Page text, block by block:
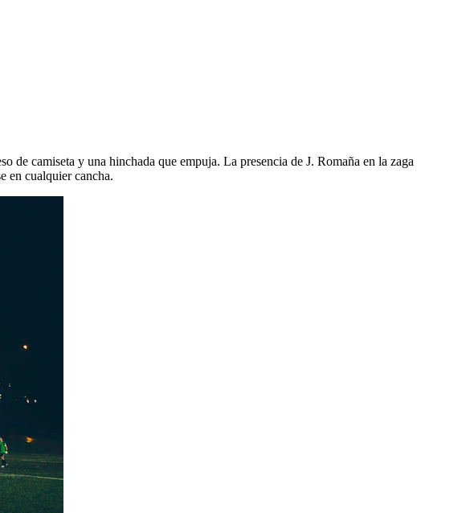
de camiseta y una hinchada que empuja. La presencia de J. Romaña en la zaga
en cualquier cancha.